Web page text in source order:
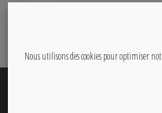
Nous utilisons des cookies pour optimiser